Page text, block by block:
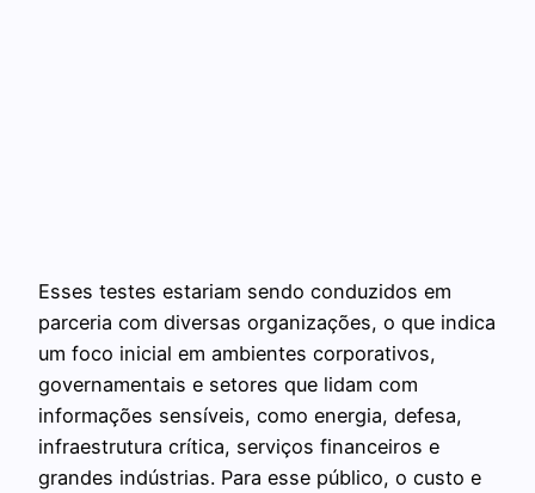
Esses testes estariam sendo conduzidos em
parceria com diversas organizações, o que indica
um foco inicial em ambientes corporativos,
governamentais e setores que lidam com
informações sensíveis, como energia, defesa,
infraestrutura crítica, serviços financeiros e
grandes indústrias. Para esse público, o custo e